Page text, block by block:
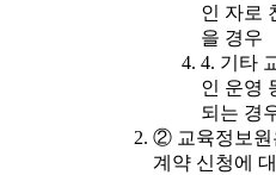
인 자로
을 경우
4. 기타
인 운영
되는 경
② 교육정보원
계약 신청에